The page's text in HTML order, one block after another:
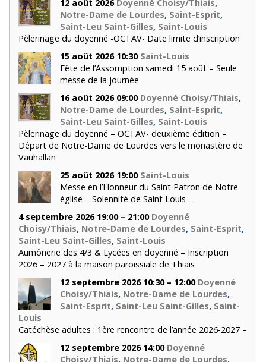
12 août 2026 Doyenné Choisy/Thiais,
Notre-Dame de Lourdes, Saint-Esprit,
Saint-Leu Saint-Gilles, Saint-Louis
Pèlerinage du doyenné -OCTAV- Date limite d’inscription
15 août 2026 10:30 Saint-Louis
Fête de l’Assomption samedi 15 août – Seule
messe de la journée
16 août 2026 09:00 Doyenné Choisy/Thiais,
Notre-Dame de Lourdes, Saint-Esprit,
Saint-Leu Saint-Gilles, Saint-Louis
Pèlerinage du doyenné – OCTAV- deuxième édition –
Départ de Notre-Dame de Lourdes vers le monastère de
Vauhallan
25 août 2026 19:00 Saint-Louis
Messe en l’Honneur du Saint Patron de Notre
église – Solennité de Saint Louis –
4 septembre 2026 19:00 – 21:00 Doyenné
Choisy/Thiais, Notre-Dame de Lourdes, Saint-Esprit,
Saint-Leu Saint-Gilles, Saint-Louis
Aumônerie des 4/3 & Lycées en doyenné – Inscription
2026 – 2027 à la maison paroissiale de Thiais
12 septembre 2026 10:30 – 12:00 Doyenné
Choisy/Thiais, Notre-Dame de Lourdes,
Saint-Esprit, Saint-Leu Saint-Gilles, Saint-
Louis
Catéchèse adultes : 1ère rencontre de l’année 2026-2027 –
12 septembre 2026 14:00 Doyenné
Choisy/Thiais, Notre-Dame de Lourdes,